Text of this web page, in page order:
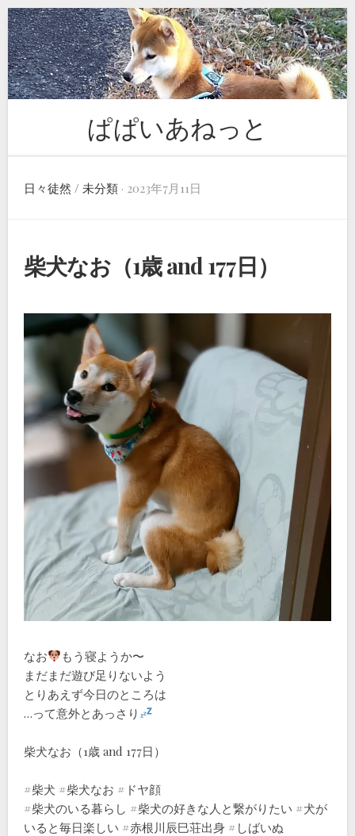
Skip
to
content
ぱぱいあねっと
日々徒然 / 未分類 · 2023年7月11日
柴犬なお（1歳 and 177日）
なお
もう寝ようか〜
まだまだ遊び足りないよう
とりあえず今日のところは
…って意外とあっさり
柴犬なお（1歳 and 177日）
#柴犬 #柴犬なお #ドヤ顔
#柴犬のいる暮らし #柴犬の好きな人と繋がりたい #犬が
いると毎日楽しい #赤根川辰巳荘出身 #しばいぬ